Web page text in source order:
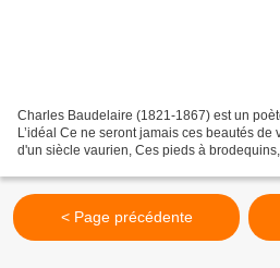
Charles Baudelaire (1821-1867) est un
L’idéal Ce ne seront jamais ces beautés
d'un siècle vaurien, Ces pieds à
< Page précédente